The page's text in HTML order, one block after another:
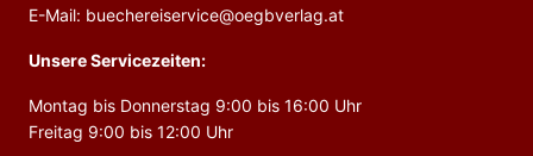
E-Mail: buechereiservice@oegbverlag.at
Unsere Servicezeiten:
Montag bis Donnerstag 9:00 bis 16:00 Uhr
Freitag 9:00 bis 12:00 Uhr